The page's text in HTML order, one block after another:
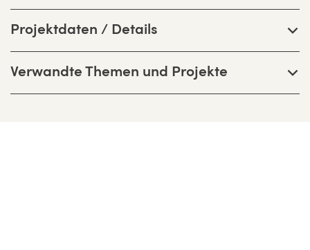
Projektdaten / Details
Verwandte Themen und Projekte